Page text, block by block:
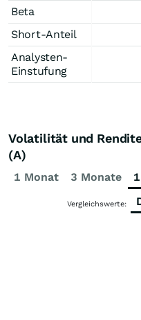
Beta
Short-Anteil
Analysten-
Einstufung
Volatilität und
(A)
1 Monat 3 Monate
Vergleichswerte: